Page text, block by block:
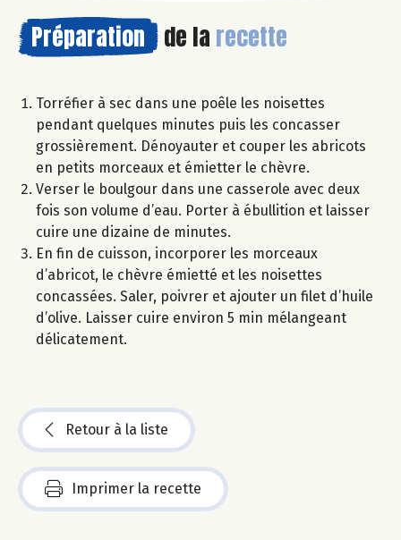
Préparation de la recette
Torréfier à sec dans une poêle les noisettes
pendant quelques minutes puis les concasser
grossièrement. Dénoyauter et couper les abricots
en petits morceaux et émietter le chèvre.
Verser le boulgour dans une casserole avec deux
fois son volume d’eau. Porter à ébullition et laisser
cuire une dizaine de minutes.
En fin de cuisson, incorporer les morceaux
d’abricot, le chèvre émietté et les noisettes
concassées. Saler, poivrer et ajouter un filet d’huile
d’olive. Laisser cuire environ 5 min mélangeant
délicatement.
Retour à la liste
Imprimer la recette